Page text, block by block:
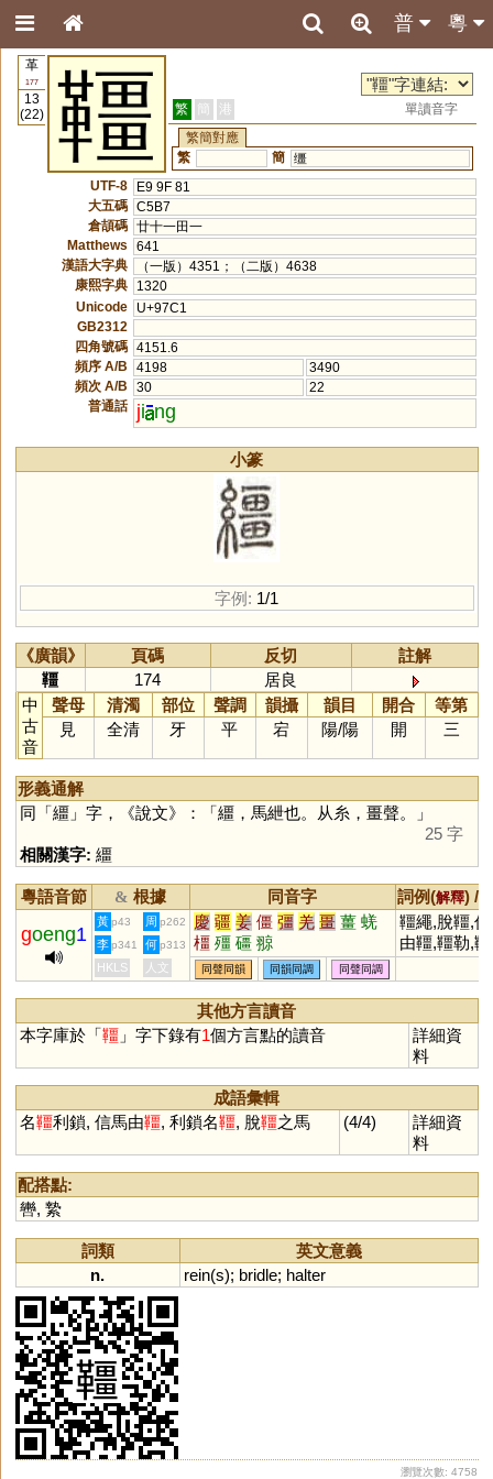
粵
普
革
177
13
(22)
韁 繁 簡 港
單讀音字
繁簡對應
繁
簡 缰
UTF-8
E9 9F 81
大五碼 C5B7
倉頡碼 廿十一田一
Matthews
641
漢語大字典
（一版）4351；（二版）4638
康熙字典
1320
Unicode
U+97C1
GB2312
四角號碼 4151.6
頻序 A/B
4198
3490
頻次 A/B
30
22
普通話
ji ng
小篆
字例: 1/1
《廣韻》 頁碼 反切
註解
韁
174
居良
中
古
音
聲母 清濁 部位 聲調 韻攝 韻目 開合
等第
見
全清 牙 平 宕 陽/陽 開 三
形義通解
同「繮」字，《說文》：「繮，馬紲也。从糸，畺聲。」
25 字
相關漢字: 繮
粵語音節 & 根據 同音字 詞例(解釋) /
goeng1
黃 p43 周 p262 慶 疆 姜 僵 彊 羌 畺 薑 蜣
橿 殭 礓 翞
韁繩,脫韁,
由韁,韁勒,
李 p341 何 p313
HKLS 人文 同聲同韻 同韻同調 同聲同調
其他方言讀音
本字庫於「韁」字下錄有1個方言點的讀音
詳細資
料
成語彙輯
名韁利鎖, 信馬由韁, 利鎖名韁, 脫韁之馬 (4/4)
詳細資
料
配搭點:
轡, 縶
詞類
英文意義
n.
rein(s); bridle; halter
瀏覽次數: 4758